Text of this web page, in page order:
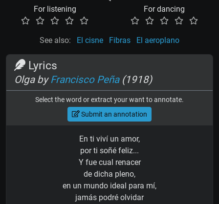
For listening For dancing
See also: El cisne Fibras El aeroplano
Lyrics
Olga byFrancisco Peña(1918)
Select the word or extract your want to annotate.
Submit an annotation
En ti viví un amor,
por ti soñé feliz...
Y fue cual renacer
de dicha pleno,
en un mundo ideal para mí,
jamás podré olvidar